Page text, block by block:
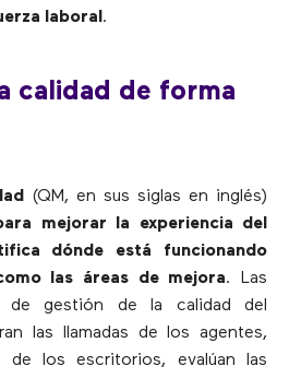
laboral .
calidad de forma
(QM, en sus siglas en inglés)
mejorar la experiencia del
dónde está funcionando
las áreas de mejora. Las
de gestión de la calidad del
las llamadas de los agentes,
de los escritorios, evalúan las